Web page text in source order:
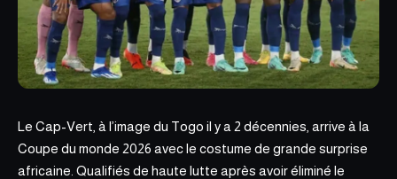
Le Cap-Vert, à l’image du Togo il y a 2 décennies, arrive à la
Coupe du monde 2026 avec le costume de grande surprise
africaine. Qualifiés de haute lutte après avoir éliminé le